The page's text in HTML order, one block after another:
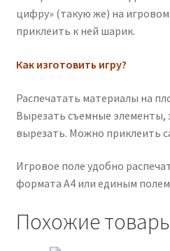
цифру» (такую же) на игровом
приклеить к ней шарик.
Как изготовить игру?
Распечатать материалы на
Вырезать съемные элементы,
вырезать. Можно приклеить
Игровое поле удобно
формата А4 или единым
Похожие